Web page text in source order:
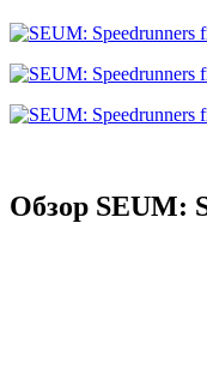
Обзор SEUM: